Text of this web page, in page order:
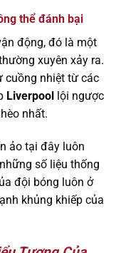
thể đánh bại
động, đó là một
xuyên xảy ra.
cuồng nhiệt từ các
Liverpool lội ngược
nhất.
ảo tại đây luôn
số liệu thống
đội bóng luôn ở
khủng khiếp của